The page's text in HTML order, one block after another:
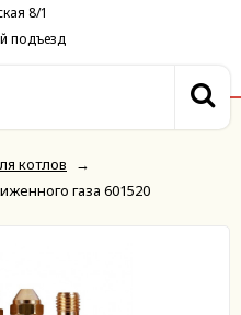
8/1
подъезд
котлов
→
газа 601520